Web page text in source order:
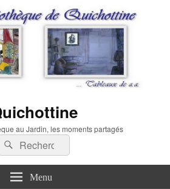
au Jardin, les moments partagés
:
Rechercher
Menu